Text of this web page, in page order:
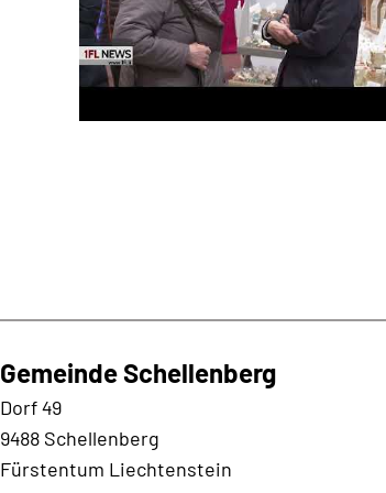
Gemeinde Schellenberg
Dorf 49
9488 Schellenberg
Fürstentum Liechtenstein